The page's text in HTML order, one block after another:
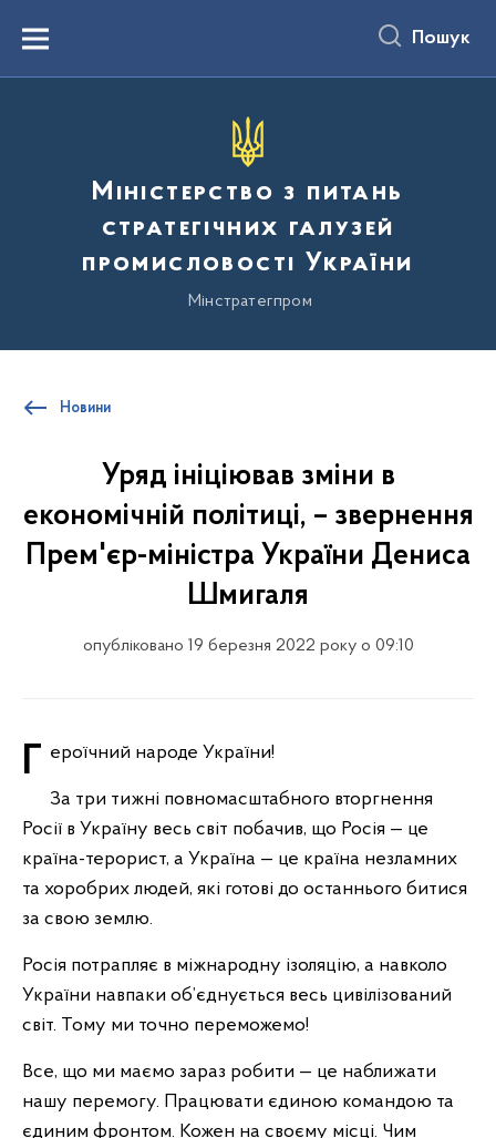
вмістуMenu Пошук
Міністерство з питань
стратегічних галузей
промисловості України
Мінстратегпром
Новини
Уряд ініціював зміни в
економічній політиці, – звернення
Прем'єр-міністра України Дениса
Шмигаля
опубліковано 19 березня 2022 року о 09:10
Героїчний народе України!
За три тижні повномасштабного вторгнення
Росії в Україну весь світ побачив, що Росія — це
країна-терорист, а Україна — це країна незламних
та хоробрих людей, які готові до останнього битися
за свою землю.
Росія потрапляє в міжнародну ізоляцію, а навколо
України навпаки об’єднується весь цивілізований
світ. Тому ми точно переможемо!
Все, що ми маємо зараз робити — це наближати
нашу перемогу. Працювати єдиною командою та
єдиним фронтом. Кожен на своєму місці. Чим